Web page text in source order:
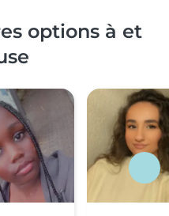
options à et